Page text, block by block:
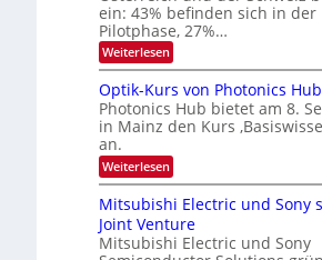
b
e
i
t
u
n
s
T
r
e
k
e
s
W
a
c
h
s
t
u
m
i
m
e
r
s
H
e
r
a
e
u
s
-
S
m
i
a
r
ein: 43% befinden sich in der
Pilotphase, 27%…
Weiterlesen:
K
-
E
i
s
a
t
z
n
i
m
Optik-Kurs von Photonics Hub
Photonics Hub bietet am 8.
in Mainz den Kurs
an.
Weiterlesen:
O
p
t
i
k
Mitsubishi Electric und Sony
Joint Venture
Mitsubishi Electric und Sony